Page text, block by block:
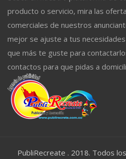
producto o servicio, mira las
comerciales de nuestros
mejor se ajuste a tus
que más te guste para
contactos para que pidas a
PubliRecreate . 2018. Todos